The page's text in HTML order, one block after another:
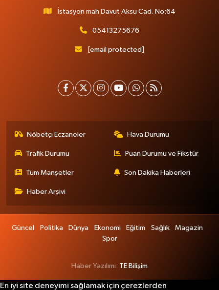
İstasyon mah Davut Aksu Cad. No:64
05413275676
[email protected]
Nöbetçi Eczaneler Hava Durumu
Trafik Durumu Puan Durumu ve Fikstür
Tüm Manşetler Son Dakika Haberleri
Haber Arşivi
Güncel Politika Dünya Ekonomi Eğitim Sağlık
Magazin
Spor
Haber Yazılımı: TE Bilişim
En iyi site deneyimi sağlamak için çerezlerden